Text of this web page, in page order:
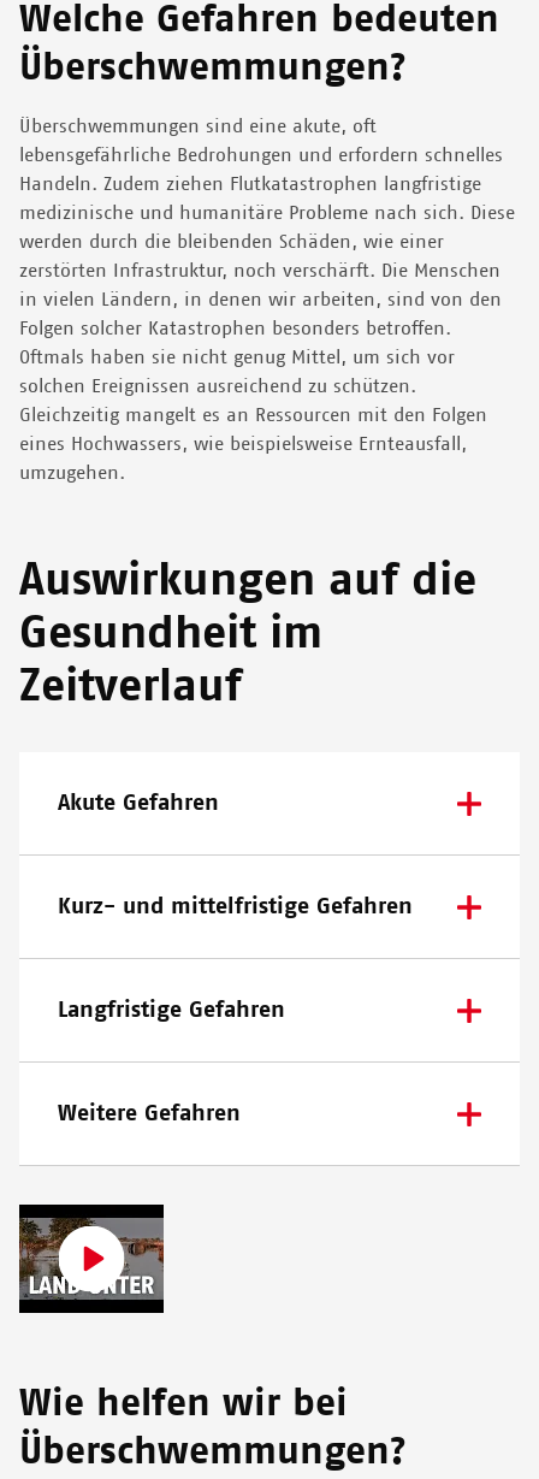
Welche Gefahren bedeuten
Überschwemmungen?
Überschwemmungen sind eine akute, oft
lebensgefährliche Bedrohungen und erfordern schnelles
Handeln. Zudem ziehen Flutkatastrophen langfristige
medizinische und humanitäre Probleme nach sich. Diese
werden durch die bleibenden Schäden, wie einer
zerstörten Infrastruktur, noch verschärft. Die Menschen
in vielen Ländern, in denen wir arbeiten, sind von den
Folgen solcher Katastrophen besonders betroffen.
Oftmals haben sie nicht genug Mittel, um sich vor
solchen Ereignissen ausreichend zu schützen.
Gleichzeitig mangelt es an Ressourcen mit den Folgen
eines Hochwassers, wie beispielsweise Ernteausfall,
umzugehen.
Auswirkungen auf die
Gesundheit im
Zeitverlauf
Akute Gefahren
Kurz- und mittelfristige Gefahren
Langfristige Gefahren
Weitere Gefahren
Wie helfen wir bei
Überschwemmungen?